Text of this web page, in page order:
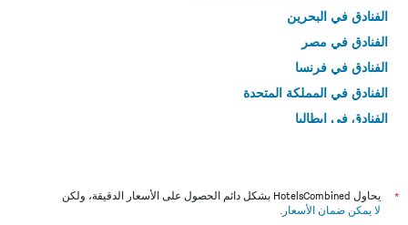
الفنادق في البحرين
الفنادق في مصر
الفنادق في فرنسا
الفنادق في المملكة المتحدة
الفنادق في إيطاليا
*
يحاول HotelsCombined بشكل دائم الحصول على الأسعار الدقيقة، ولكن
لا يمكن ضمان الأسعار .